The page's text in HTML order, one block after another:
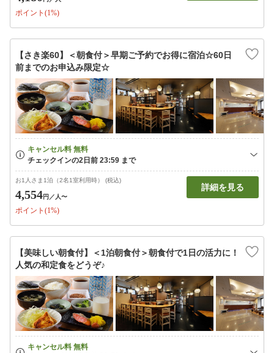
ポイント(1%)
【さき楽60】＜朝食付＞早期ご予約でお得に宿泊☆60日
前までのお申込み限定☆
お1人さま1泊（2名1室利用時） (税込)
4,554円 ／人〜
ポイント(1%)
詳細を見る
【美味しい朝食付】＜1泊朝食付＞朝食付で1日の活力に！
人気の和定食をどうぞ♪